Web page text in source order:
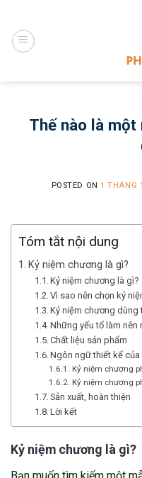
content
Thế nào là một
POSTED ON 1 THÁNG
Tóm tắt nội dung
Kỷ niệm chương là gì?
Kỷ niệm chương là gì?
Vì sao nên chọn kỷ
Kỷ niệm chương
Những yếu tố làm
Chất liệu sản phẩm
Ngôn ngữ thiết kế
Kỷ niệm chương
Kỷ niệm chương
Sản xuất, hoàn thiện
Lời kết
Kỷ niệm chương là gì?